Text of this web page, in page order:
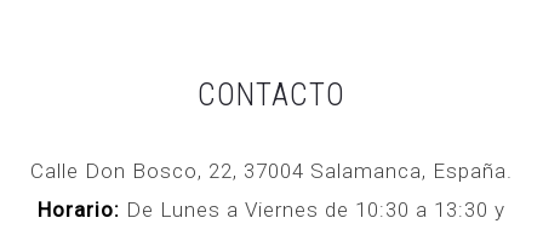
CONTACTO
Calle Don Bosco, 22, 37004 Salamanca, España.
Horario: De Lunes a Viernes de 10:30 a 13:30 y